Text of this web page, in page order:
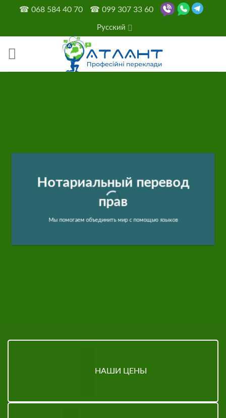
content
☎ 068 584 40 70 ☎ 099 307 33 60
Русский
Нотариальный перевод
прав
Мы помогаем объединить мир с помощью языков
НАШИ ЦЕНЫ